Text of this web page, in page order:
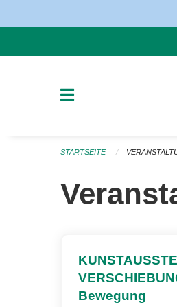
STARTSEITE
Bewegung